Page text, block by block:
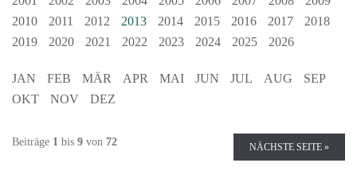
2010
2011 2012 2013 2014 2015 2016 2017
2018
2019
2020 2021 2022 2023 2024 2025 2026
JAN FEB MÄR APR MAI JUN JUL AUG
SEP
OKT
NOV DEZ
Beiträge 1 bis 9 von 72 NÄCHSTE SEITE »